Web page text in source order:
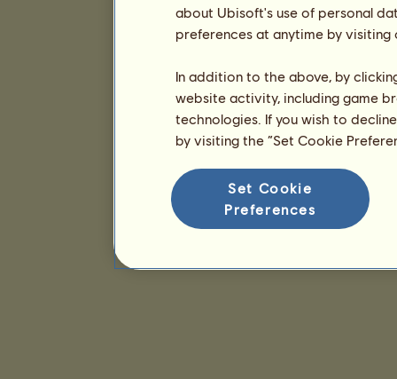
about Ubisoft's use of personal
preferences at anytime by
In addition to the above, by
website activity, including game
technologies. If you wish to
by visiting the “Set Cookie
Set Cookie
Preferences